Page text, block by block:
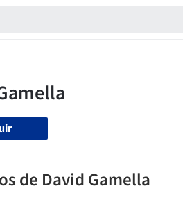
de David Gamella